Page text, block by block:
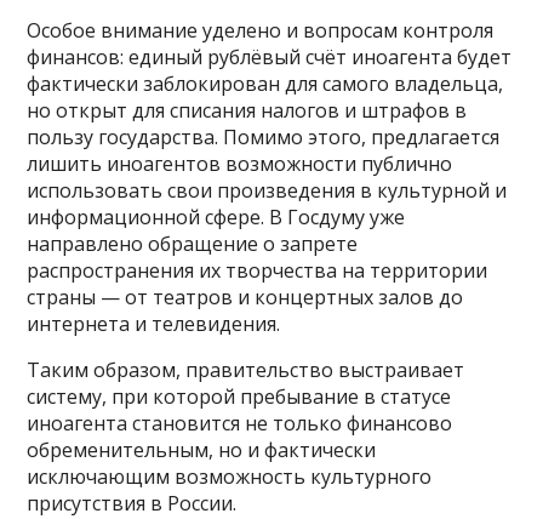
Особое внимание уделено и вопросам контроля
финансов: единый рублёвый счёт иноагента будет
фактически заблокирован для самого владельца,
но открыт для списания налогов и штрафов в
пользу государства. Помимо этого, предлагается
лишить иноагентов возможности публично
использовать свои произведения в культурной и
информационной сфере. В Госдуму уже
направлено обращение о запрете
распространения их творчества на территории
страны — от театров и концертных залов до
интернета и телевидения.
Таким образом, правительство выстраивает
систему, при которой пребывание в статусе
иноагента становится не только финансово
обременительным, но и фактически
исключающим возможность культурного
присутствия в России.